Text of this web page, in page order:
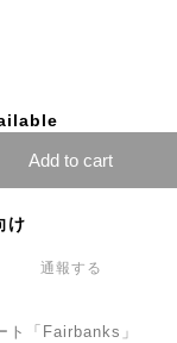
Add to cart
け
通報する
ト「Fairbanks」